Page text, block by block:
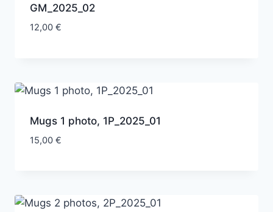
GM_2025_02
12,00 €
Mugs 1 photo, 1P_2025_01
15,00 €